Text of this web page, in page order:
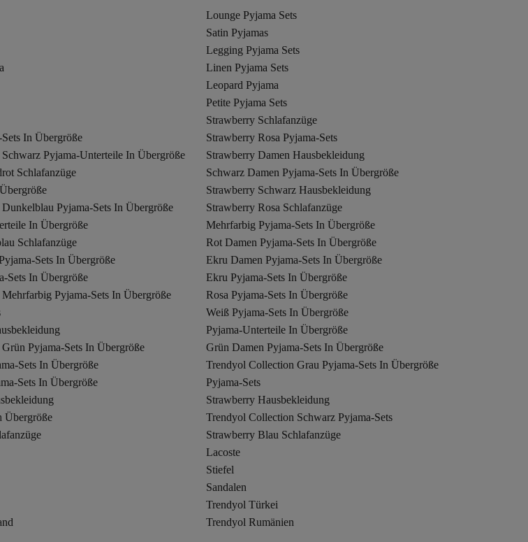
Lounge Pyjama Sets
Satin Pyjamas
Legging Pyjama Sets
Linen Pyjama Sets
Leopard Pyjama
Petite Pyjama Sets
Strawberry Schlafanzüge
In Übergröße
Strawberry Rosa Pyjama-Sets
Pyjama-Unterteile In Übergröße
Strawberry Damen Hausbekleidung
Schlafanzüge
Schwarz Damen Pyjama-Sets In Übergröße
Strawberry Schwarz Hausbekleidung
Pyjama-Sets In Übergröße
Strawberry Rosa Schlafanzüge
In Übergröße
Mehrfarbig Pyjama-Sets In Übergröße
Schlafanzüge
Rot Damen Pyjama-Sets In Übergröße
Sets In Übergröße
Ekru Damen Pyjama-Sets In Übergröße
Sets In Übergröße
Ekru Pyjama-Sets In Übergröße
Pyjama-Sets In Übergröße
Rosa Pyjama-Sets In Übergröße
Weiß Pyjama-Sets In Übergröße
Pyjama-Unterteile In Übergröße
Pyjama-Sets In Übergröße
Grün Damen Pyjama-Sets In Übergröße
Sets In Übergröße
Trendyol Collection Grau Pyjama-Sets In Übergröße
Sets In Übergröße
Pyjama-Sets
Strawberry Hausbekleidung
Übergröße
Trendyol Collection Schwarz Pyjama-Sets
Strawberry Blau Schlafanzüge
Lacoste
Stiefel
Sandalen
Trendyol Türkei
Trendyol Rumänien